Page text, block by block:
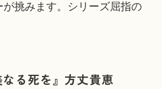
挑みます。シリーズ屈指の
なる死を』方丈貴恵